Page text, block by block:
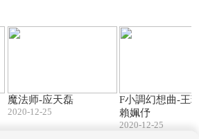
魔法师-应天磊
2020-12-25
F小調幻想曲-王
賴姵伃
2020-12-25